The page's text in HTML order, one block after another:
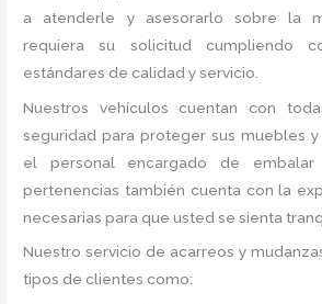
a atenderle y asesorarlo sobre la
requiera su solicitud cumpliendo
estándares de calidad y servicio.
Nuestros vehículos cuentan con
seguridad para proteger sus muebles
el personal encargado de
pertenencias también cuenta con la
necesarias para que usted se sienta
Nuestro servicio de acarreos y
tipos de clientes como: